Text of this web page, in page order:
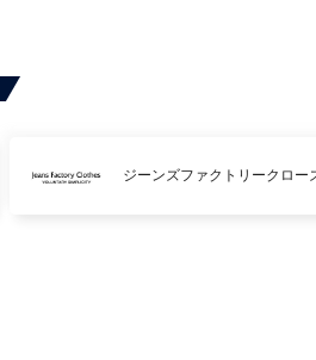
ジーンズファクトリークロー